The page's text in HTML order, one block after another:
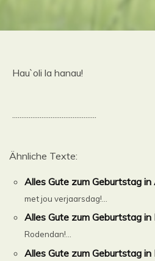
Hau`oli la hanau!
..............................................
Ähnliche Texte:
Alles Gute zum Geburtstag
met jou verjaarsdag!...
Alles Gute zum Geburtstag in
Rodendan!...
Alles Gute zum Geburtstag in